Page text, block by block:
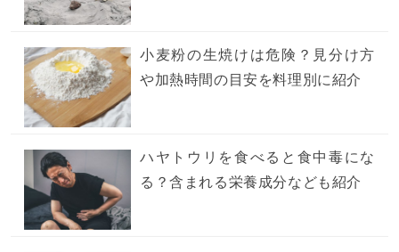
小麦粉の生焼けは危険？見分け方
や加熱時間の目安を料理別に紹介
ハヤトウリを食べると食中毒にな
る？含まれる栄養成分なども紹介